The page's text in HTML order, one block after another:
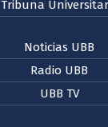
Tribuna
Noticias UBB
Radio UBB
UBB TV